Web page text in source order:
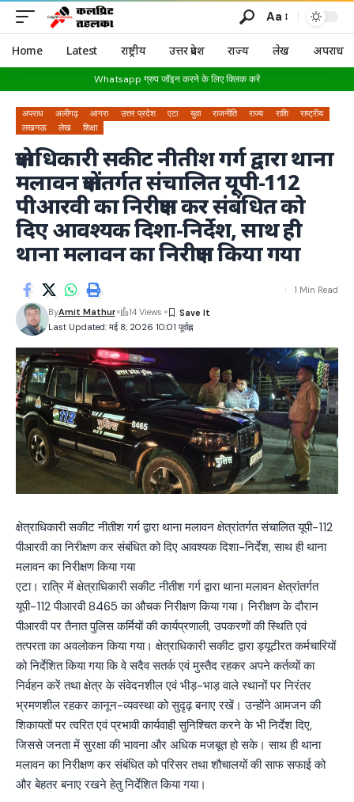
Aa
Home Latest राष्ट्रीय उत्तर प्रदेश राज्य लेख अपराध
Whatsapp ग्रुप जॉइन करने के लिए क्लिक करें
अपराध अलीगढ़ आगरा उत्तर प्रदेश एटा युवा राजनीति राज्य राशि
राष्ट्रीय
लखनऊ
लेख शिक्षा
क्षेत्राधिकारी सकीट नीतीश गर्ग द्वारा थाना
मलावन क्षेत्रांतर्गत संचालित यूपी-112
पीआरवी का निरीक्षण कर संबंधित को
दिए आवश्यक दिशा-निर्देश, साथ ही
थाना मलावन का निरीक्षण किया गया
Last Updated: मई 8, 2026 10:01 पूर्वाह्न
ByAmit Mathur 14 Views
1 Min Read
क्षेत्राधिकारी सकीट नीतीश गर्ग द्वारा थाना मलावन क्षेत्रांतर्गत संचालित यूपी-112
पीआरवी का निरीक्षण कर संबंधित को दिए आवश्यक दिशा-निर्देश, साथ ही थाना
मलावन का निरीक्षण किया गया
एटा। रात्रि में क्षेत्राधिकारी सकीट नीतीश गर्ग द्वारा थाना मलावन क्षेत्रांतर्गत
यूपी-112 पीआरवी 8465 का औचक निरीक्षण किया गया। निरीक्षण के दौरान
पीआरवी पर तैनात पुलिस कर्मियों की कार्यप्रणाली, उपकरणों की स्थिति एवं
तत्परता का अवलोकन किया गया। क्षेत्राधिकारी सकीट द्वारा ड्यूटीरत कर्मचारियों
को निर्देशित किया गया कि वे सदैव सतर्क एवं मुस्तैद रहकर अपने कर्तव्यों का
निर्वहन करें तथा क्षेत्र के संवेदनशील एवं भीड़-भाड़ वाले स्थानों पर निरंतर
भ्रमणशील रहकर कानून-व्यवस्था को सुदृढ़ बनाए रखें। उन्होंने आमजन की
शिकायतों पर त्वरित एवं प्रभावी कार्यवाही सुनिश्चित करने के भी निर्देश दिए,
जिससे जनता में सुरक्षा की भावना और अधिक मजबूत हो सके। साथ ही थाना
मलावन का निरीक्षण कर संबंधित को परिसर तथा शौचालयों की साफ सफाई को
और बेहतर बनाए रखने हेतु निर्देशित किया गया।